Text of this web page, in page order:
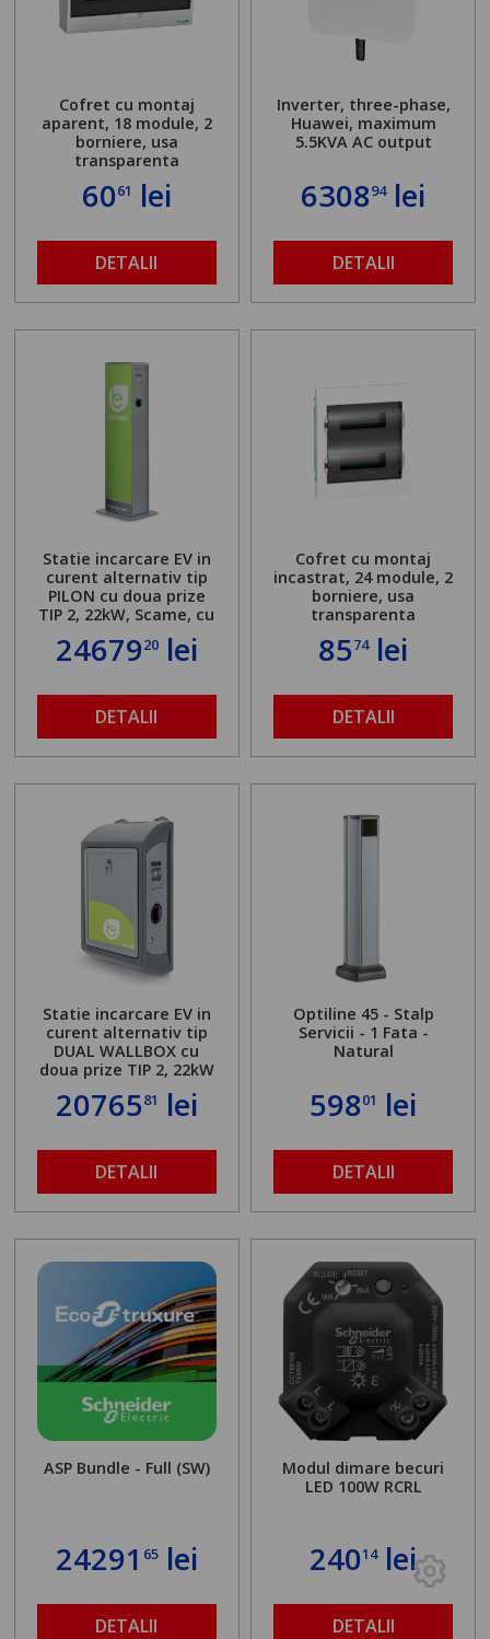
Cofret cu montaj
aparent, 18 module, 2
borniere, usa
transparenta
6061 lei
DETALII
Inverter, three-phase,
Huawei, maximum
5.5KVA AC output
630894lei
DETALII
Statie incarcare EV in
curent alternativ tip
PILON cu doua prize
TIP 2, 22kW, Scame, cu
server local
2467920lei
DETALII
Cofret cu montaj
incastrat, 24 module, 2
borniere, usa
transparenta
8574lei
DETALII
Statie incarcare EV in
curent alternativ tip
DUAL WALLBOX cu
doua prize TIP 2, 22kW
2076581 lei
DETALII
Optiline 45 - Stalp
Servicii - 1 Fata -
Natural
59801 lei
DETALII
ASP Bundle - Full (SW)
24291 65lei
DETALII
Modul dimare becuri
LED 100W RCRL
24014lei
DETALII